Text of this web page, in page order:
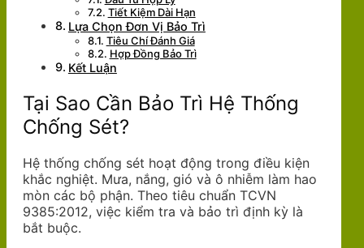
Tiết Kiệm Dài Hạn
Lựa Chọn Đơn Vị Bảo Trì
Tiêu Chí Đánh Giá
Hợp Đồng Bảo Trì
Kết Luận
Tại Sao Cần Bảo Trì Hệ Thống
Chống Sét?
Hệ thống chống sét hoạt động trong điều kiện
khắc nghiệt. Mưa, nắng, gió và ô nhiễm làm hao
mòn các bộ phận. Theo tiêu chuẩn TCVN
9385:2012, việc kiểm tra và bảo trì định kỳ là
bắt buộc.